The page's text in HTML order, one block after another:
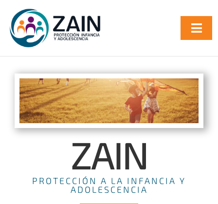
contenido
INICIO
QUIENES SOMOS
SERVICIOS
BLOG
CONTACTO
ZAIN
PROTECCIÓN A LA INFANCIA Y
ADOLESCENCIA